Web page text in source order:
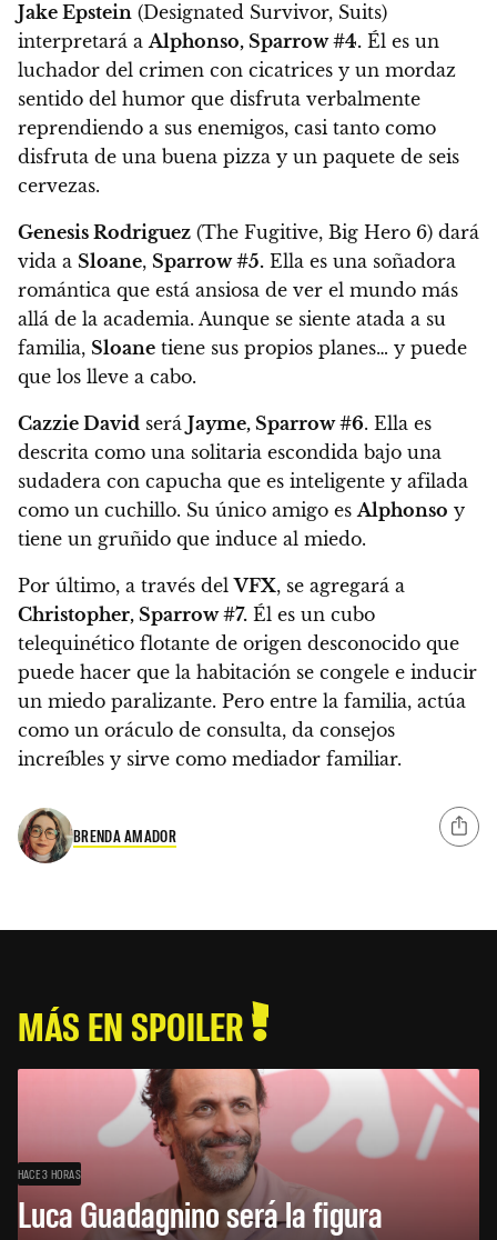
Jake Epstein (Designated Survivor, Suits)
interpretará aAlphonso, Sparrow #4. Él es un
luchador del crimen con cicatrices y un mordaz
sentido del humor que disfruta verbalmente
reprendiendo a sus enemigos, casi tanto como
disfruta de una buena pizza y un paquete de seis
cervezas.
Genesis Rodriguez (The Fugitive, Big Hero 6) dará
vida a Sloane, Sparrow #5. Ella es una soñadora
romántica que está ansiosa de ver el mundo más
allá de la academia. Aunque se siente atada a su
familia, Sloane tiene sus propios planes… y puede
que los lleve a cabo.
Cazzie David será Jayme, Sparrow #6. Ella es
descrita como una solitaria escondida bajo una
sudadera con capucha que es inteligente y afilada
como un cuchillo. Su único amigo esAlphonso y
tiene un gruñido que induce al miedo.
Por último, a través delVFX, se agregará a
Christopher, Sparrow #7. Él es un cubo
telequinético flotante de origen desconocido que
puede hacer que la habitación se congele e inducir
un miedo paralizante. Pero entre la familia, actúa
como un oráculo de consulta, da consejos
increíbles y sirve como mediador familiar.
BRENDA AMADOR
MÁS EN SPOILER
HACE 3 HORAS
Luca Guadagnino será la figura